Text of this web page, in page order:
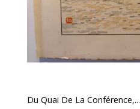
Du Quai De La Conférence,...